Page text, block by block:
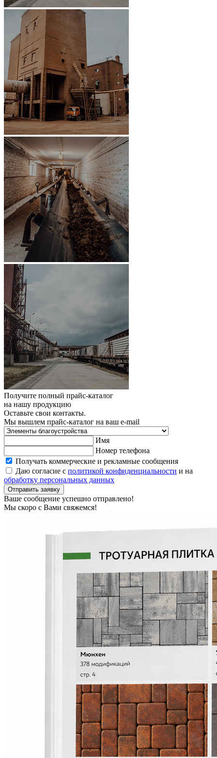
Получите полный прайс-каталог
на нашу продукцию
Оставьте свои контакты.
Мы вышлем прайс-каталог на ваш e-mail
Имя
Номер телефона
Получать коммерческие и рекламные сообщения
Даю согласие с политикой конфиденциальности и на
обработку персональных данных
Отправить заявку
Ваше сообщение успешно отправлено!
Мы скоро с Вами свяжемся!